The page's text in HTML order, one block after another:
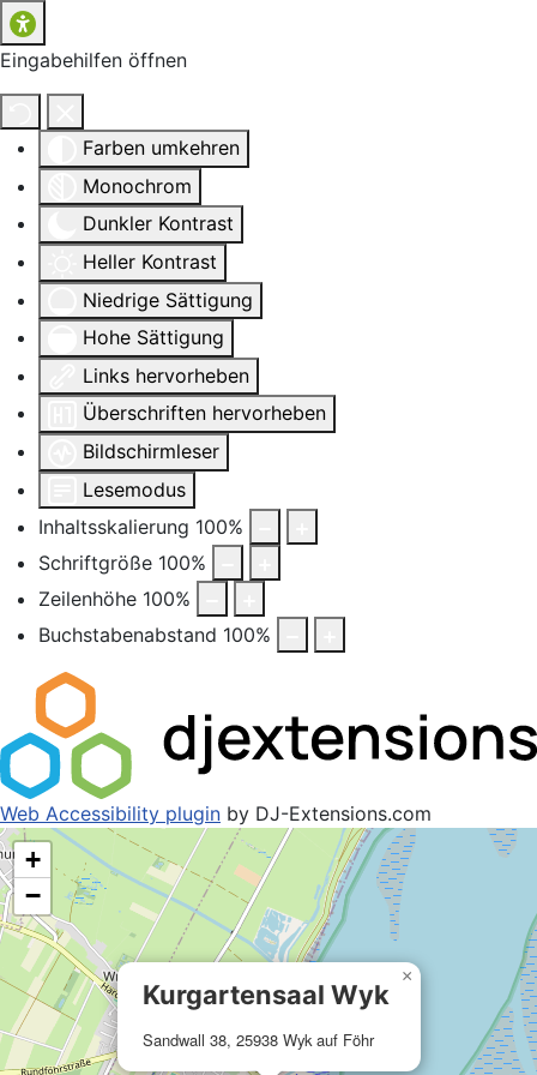
Eingabehilfen öffnen
Farben umkehren
Monochrom
Dunkler Kontrast
Heller Kontrast
Niedrige Sättigung
Hohe Sättigung
Links hervorheben
Überschriften hervorheben
Bildschirmleser
Lesemodus
Inhaltsskalierung 100%
Schriftgröße 100%
Zeilenhöhe 100%
Buchstabenabstand 100%
Web Accessibility plugin by DJ-Extensions.com
Kurgartensaal Wyk
Sandwall 38, 25938 Wyk auf Föhr
×
+
−